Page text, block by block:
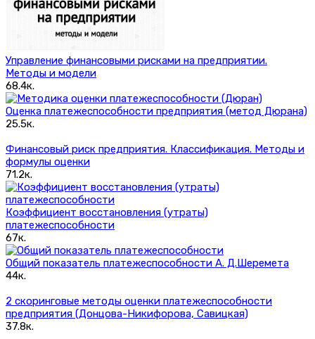
Управление финансовыми рисками на предприятии.
Методы и модели
68.4к.
Оценка платежеспособности предприятия (метод Дюрана)
25.5к.
Финансовый риск предприятия. Классификация. Методы и
формулы оценки
71.2к.
Коэффициент восстановления (утраты)
платежеспособности
67к.
Общий показатель платежеспособности А. Д.Шеремета
44к.
2 скоринговые методы оценки платежеспособности
предприятия (Донцова-Никифорова, Савицкая)
37.8к.